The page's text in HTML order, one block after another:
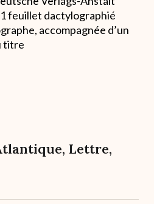
feuillet dactylographié
accompagnée d’un
titre
Lettre,